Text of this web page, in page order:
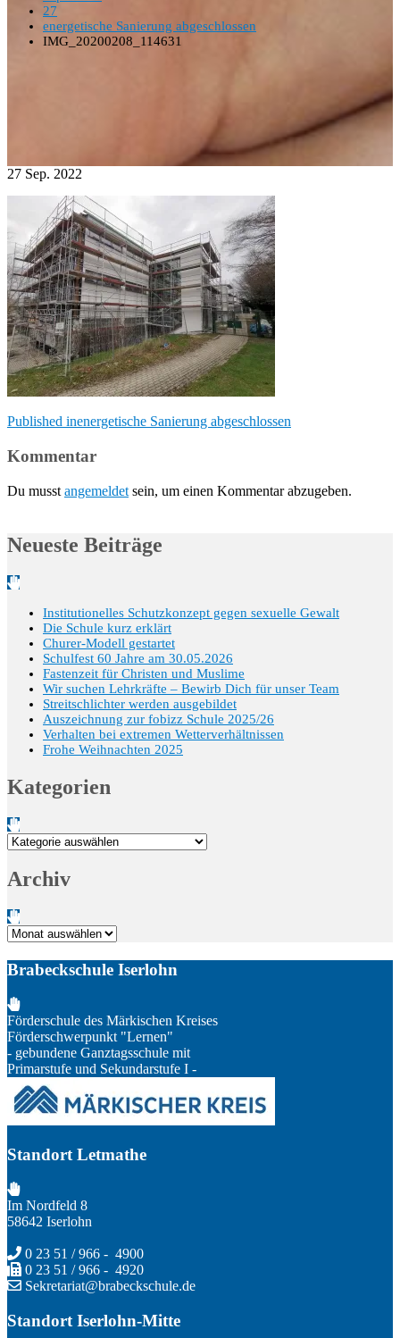
27
energetische Sanierung abgeschlossen
IMG_20200208_114631
27 Sep. 2022
Beitragsnavigation
Published inenergetische Sanierung abgeschlossen
Kommentar
Du musst angemeldet sein, um einen Kommentar abzugeben.
Neueste Beiträge
Institutionelles Schutzkonzept gegen sexuelle Gewalt
Die Schule kurz erklärt
Churer-Modell gestartet
Schulfest 60 Jahre am 30.05.2026
Fastenzeit für Christen und Muslime
Wir suchen Lehrkräfte – Bewirb Dich für unser Team
Streitschlichter werden ausgebildet
Auszeichnung zur fobizz Schule 2025/26
Verhalten bei extremen Wetterverhältnissen
Frohe Weihnachten 2025
Kategorien
Kategorien
Archiv
Archiv
Brabeckschule Iserlohn
Förderschule des Märkischen Kreises
Förderschwerpunkt "Lernen"
- gebundene Ganztagsschule mit
Primarstufe und Sekundarstufe I -
Standort Letmathe
Im Nordfeld 8
58642 Iserlohn
0 23 51 / 966 - 4900
0 23 51 / 966 - 4920
Sekretariat@brabeckschule.de
Standort Iserlohn-Mitte